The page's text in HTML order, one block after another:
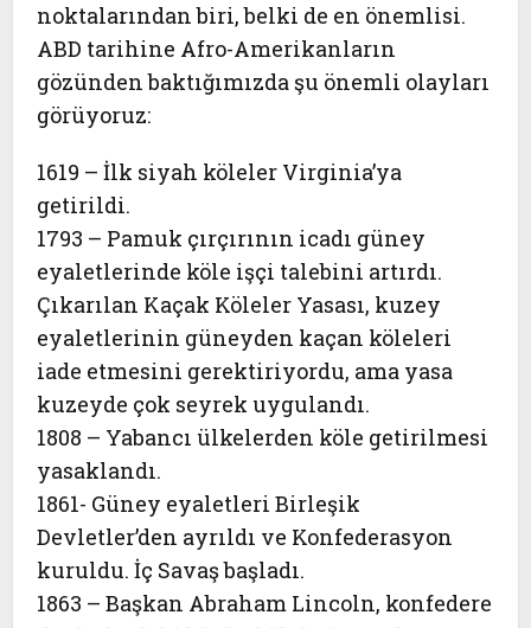
noktalarından biri, belki de en önemlisi.
ABD tarihine Afro-Amerikanların
gözünden baktığımızda şu önemli olayları
görüyoruz:
1619 – İlk siyah köleler Virginia’ya
getirildi.
1793 – Pamuk çırçırının icadı güney
eyaletlerinde köle işçi talebini artırdı.
Çıkarılan Kaçak Köleler Yasası, kuzey
eyaletlerinin güneyden kaçan köleleri
iade etmesini gerektiriyordu, ama yasa
kuzeyde çok seyrek uygulandı.
1808 – Yabancı ülkelerden köle getirilmesi
yasaklandı.
1861- Güney eyaletleri Birleşik
Devletler’den ayrıldı ve Konfederasyon
kuruldu. İç Savaş başladı.
1863 – Başkan Abraham Lincoln, konfedere